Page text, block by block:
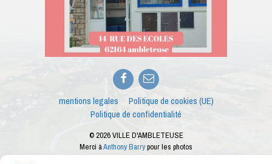
Facebook
E-
mail
mentions legales
Politique de cookies (UE)
Politique de confidentialité
© 2026 VILLE D'AMBLETEUSE
Merci àAnthony Barrypour les photos
Ce site internet est créé dans le cadre des ateliers numériques proposés par le